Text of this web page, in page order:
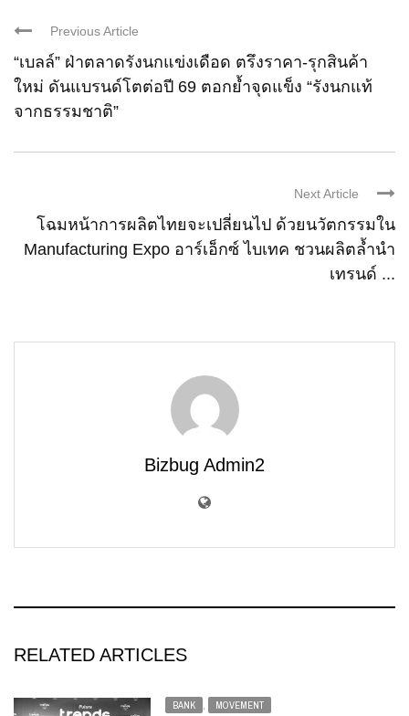
Previous Article
“เบลล์” ฝ่าตลาดรังนกแข่งเดือด ตรึงราคา-รุกสินค้า
ใหม่ ดันแบรนด์โตต่อปี 69 ตอกย้ำจุดแข็ง “รังนกแท้
จากธรรมชาติ”
Next Article
โฉมหน้าการผลิตไทยจะเปลี่ยนไป ด้วยนวัตกรรมใน
Manufacturing Expo อาร์เอ็กซ์ ไบเทค ชวนผลิตล้ำนำ
เทรนด์ ...
Bizbug Admin2
RELATED ARTICLES
BANK MOVEMENT